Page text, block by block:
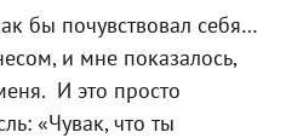
бы почувствовал себя…
и мне показалось,
И это просто
«Чувак, что ты